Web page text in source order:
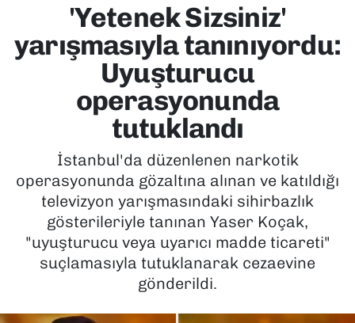
'Yetenek Sizsiniz'
yarışmasıyla tanınıyordu:
Uyuşturucu
operasyonunda
tutuklandı
İstanbul'da düzenlenen narkotik
operasyonunda gözaltına alınan ve katıldığı
televizyon yarışmasındaki sihirbazlık
gösterileriyle tanınan Yaser Koçak,
"uyuşturucu veya uyarıcı madde ticareti"
suçlamasıyla tutuklanarak cezaevine
gönderildi.
EKONOMİ
KÜLTÜR SANAT
MAGAZİN
POLİTİKA
SAĞLIK
SPOR
TEKNOLOJİ
YAŞAM
Tüm Manşetler
Son Dakika Haberleri
Haber Arşivi